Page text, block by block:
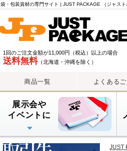
袋・包装資材の専門サイト | JUST PACKAGE （ジャス
1回のご注文金額が11,000円（税込）以上の場合
送料無料（北海道・沖縄を除く）
商品一覧 よくある
展示会や
イベントに
PE手提げバッグ
OPP・PP手提げ袋
紙袋
PEレジ袋 JUST